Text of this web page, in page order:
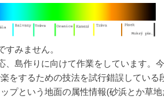
みません。
島作りに向けて作業をしています。
をするための技法を試行錯誤している
プという地面の属性情報(砂浜とか草